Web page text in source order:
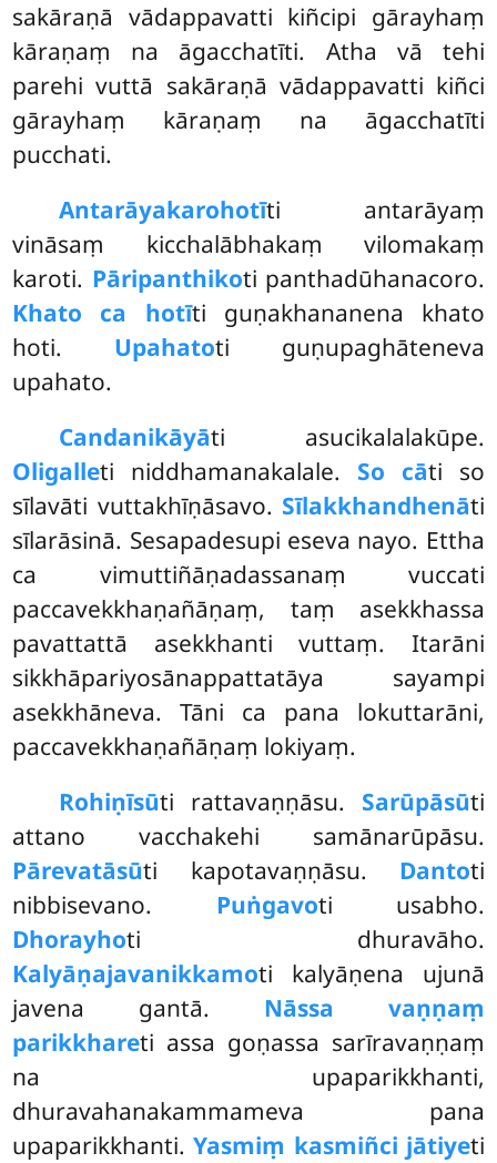
sakāraṇā vādappavatti kiñcipi gārayhaṃ
kāraṇaṃ na āgacchatīti. Atha vā tehi
parehi vuttā sakāraṇā vādappavatti kiñci
gārayhaṃ kāraṇaṃ na āgacchatīti
pucchati.
Antarāyakarohotīti antarāyaṃ
vināsaṃ kicchalābhakaṃ vilomakaṃ
karoti. Pāripanthikoti panthadūhanacoro.
Khato ca hotīti guṇakhananena khato
hoti. Upahatoti guṇupaghāteneva
upahato.
Candanikāyāti asucikalalakūpe.
Oligalleti niddhamanakalale. So cāti so
sīlavāti vuttakhīṇāsavo. Sīlakkhandhenāti
sīlarāsinā. Sesapadesupi eseva nayo. Ettha
ca vimuttiñāṇadassanaṃ vuccati
paccavekkhaṇañāṇaṃ, taṃ asekkhassa
pavattattā asekkhanti vuttaṃ. Itarāni
sikkhāpariyosānappattatāya sayampi
asekkhāneva. Tāni ca pana lokuttarāni,
paccavekkhaṇañāṇaṃ lokiyaṃ.
Rohiṇīsūti rattavaṇṇāsu. Sarūpāsūti
attano vacchakehi samānarūpāsu.
Pārevatāsūti kapotavaṇṇāsu. Dantoti
nibbisevano. Puṅgavoti usabho.
Dhorayhoti dhuravāho.
Kalyāṇajavanikkamoti kalyāṇena ujunā
javena gantā. Nāssa vaṇṇaṃ
parikkhareti assa goṇassa sarīravaṇṇaṃ
na upaparikkhanti,
dhuravahanakammameva pana
upaparikkhanti.Yasmiṃ kasmiñci jātiyeti